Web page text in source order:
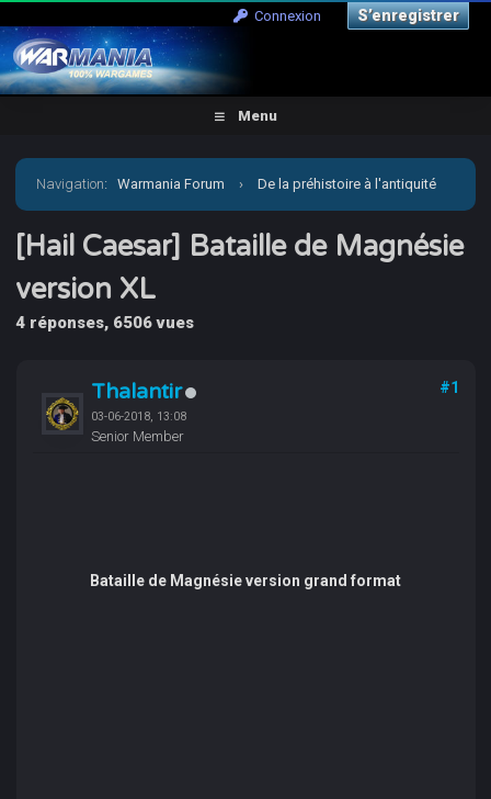
Connexion S’enregistrer
Menu
Navigation:Warmania Forum › De la préhistoire à l'antiquité
› Antiquité-Historique › [Hail Caesar] Bataille de
Magnésie version XL
[Hail Caesar] Bataille de Magnésie
version XL
4 réponses, 6506 vues
Thalantir
03-06-2018, 13:08
Senior Member
#1
Bataille de Magnésie version grand format